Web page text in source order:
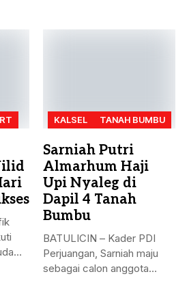
KALSEL TANAH BUMBU
Sarniah Putri
Almarhum Haji
Upi Nyaleg di
Dapil 4 Tanah
Bumbu
BATULICIN – Kader PDI
Perjuangan, Sarniah maju
sebagai calon anggota